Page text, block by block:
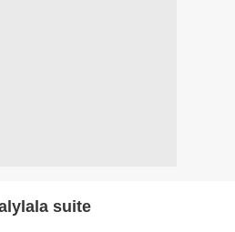
suite